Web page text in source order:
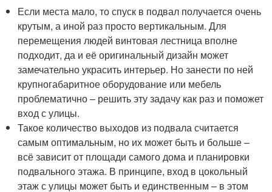
Если места мало, то спуск в подвал получается очень
крутым, а иной раз просто вертикальным. Для
перемещения людей винтовая лестница вполне
подходит, да и её оригинальный дизайн может
замечательно украсить интерьер. Но занести по ней
крупногабаритное оборудование или мебель
проблематично – решить эту задачу как раз и поможет
вход с улицы.
Такое количество выходов из подвала считается
самым оптимальным, но их может быть и больше –
всё зависит от площади самого дома и планировки
подвального этажа. В принципе, вход в цокольный
этаж с улицы может быть и единственным – в этом